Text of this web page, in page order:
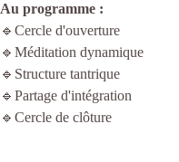
Au programme :
🔹Cercle d'ouverture
🔹Méditation dynamique
🔹Structure tantrique
🔹Partage d'intégration
🔹Cercle de clôture